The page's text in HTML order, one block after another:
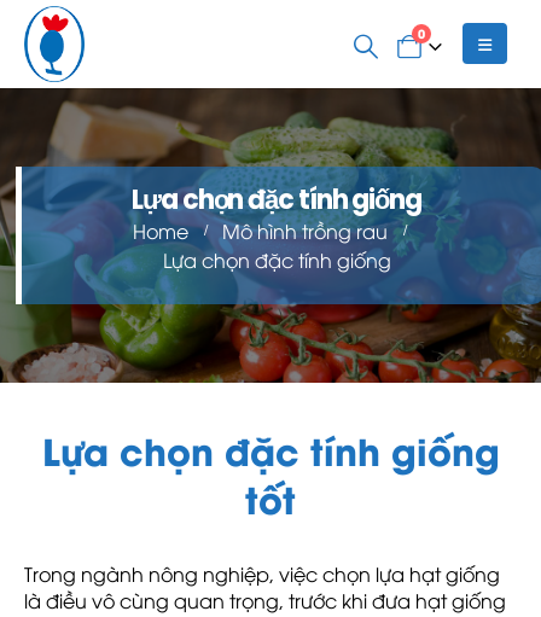
0
Lựa chọn đặc tính giống
Home
Mô hình trồng rau
Lựa chọn đặc tính giống
Lựa chọn đặc tính giống
tốt
Trong ngành nông nghiệp, việc chọn lựa hạt giống
là điều vô cùng quan trọng, trước khi đưa hạt giống